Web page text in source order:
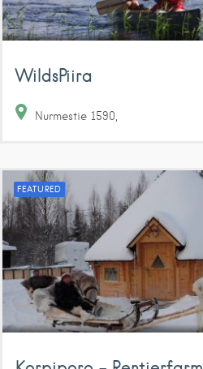
WildsPiira
Nurmestie 1590
FEATURED